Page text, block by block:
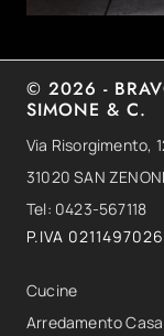
© 2026 -
SIMONE & C.
Via Risorgimento,
31020 SAN
Tel: 0423-567118
P.IVA
Cucine
Arredamento Casa